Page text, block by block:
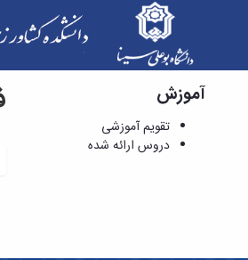
دروس ارائه شده - دانشکده
آموزش
تقویم آموزشی
دروس ارائه شده